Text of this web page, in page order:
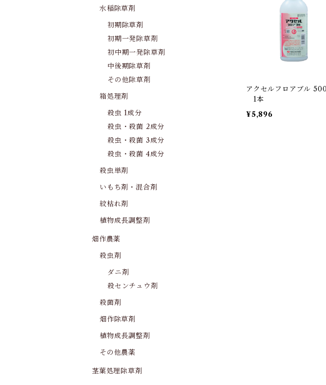
アクセルフロアブル
1本
¥5,896
水稲除草剤
初期除草剤
初期一発除草剤
初中期一発除草剤
中後期除草剤
その他除草剤
箱処理剤
殺虫 1成分
殺虫・殺菌 2成分
殺虫・殺菌 3成分
殺虫・殺菌 4成分
殺虫単剤
いもち剤・混合剤
紋枯れ剤
植物成長調整剤
畑作農薬
殺虫剤
ダニ剤
殺センチュウ剤
殺菌剤
畑作除草剤
植物成長調整剤
その他農薬
茎葉処理除草剤